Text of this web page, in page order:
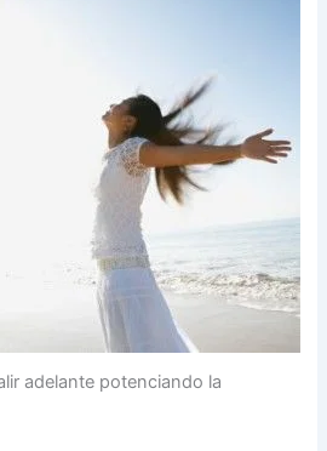
adelante potenciando la